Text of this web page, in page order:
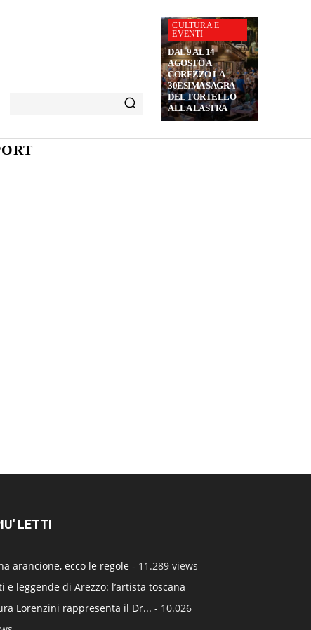
CULTURA E
EVENTI
DAL 9 AL 14
AGOSTO A
COREZZO LA
30ESIMA SAGRA
DEL TORTELLO
ALLA LASTRA
LETTI
arancione, ecco le regole - 11.289 views
e leggende di Arezzo: l’artista toscana
Lorenzini rappresenta il Dr... - 10.026